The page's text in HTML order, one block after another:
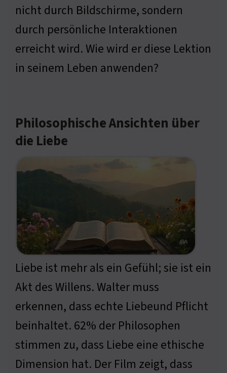
nicht durch Bildschirme, sondern
durch persönliche Interaktionen
erreicht wird. Wie wird er diese Lektion
in seinem Leben anwenden?
Philosophische Ansichten über
die Liebe
Liebe ist mehr als ein Gefühl; sie ist ein
Akt des Willens. Walter muss
erkennen, dass echte Liebeund Pflicht
beinhaltet. 62% der Philosophen
stimmen zu, dass Liebe eine ethische
Dimension hat. Der Film zeigt, dass